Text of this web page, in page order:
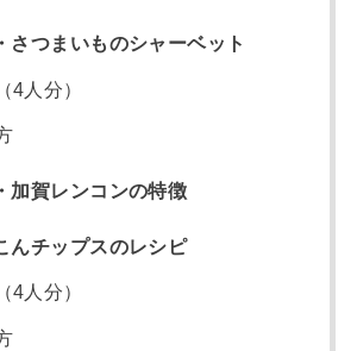
さつまいものシャーベット
4人分）
加賀レンコンの特徴
んチップスのレシピ
4人分）